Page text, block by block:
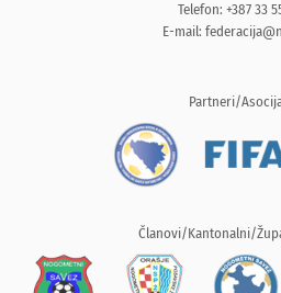
Telefon: +387 33
E-mail:
Partneri/
Članovi/Kantonalni/